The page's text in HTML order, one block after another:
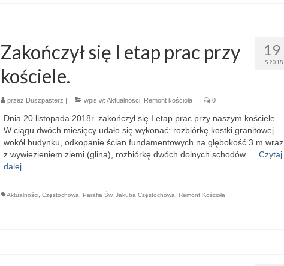
19
LIS 2018
Zakończył się I etap prac przy
kościele.
przez Duszpasterz | wpis w: Aktualności, Remont kościoła | 0
Dnia 20 listopada 2018r. zakończył się I etap prac przy naszym kościele.
W ciągu dwóch miesięcy udało się wykonać: rozbiórkę kostki granitowej
wokół budynku, odkopanie ścian fundamentowych na głębokość 3 m wraz
z wywiezieniem ziemi (glina), rozbiórkę dwóch dolnych schodów … Czytaj
dalej
Aktualności, Częstochowa Parafia Św. Jakuba Częstochowa Remont Kościoła